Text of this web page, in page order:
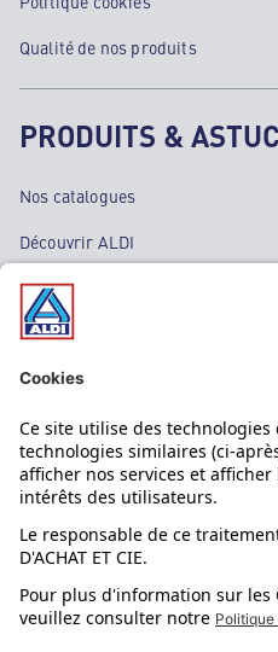
Qualité de nos produits
PRODUITS &
Nos catalogues
Découvrir ALDI
Nos bons plans
Nos rayons
Nos marques
Nos astuces
Évènements
L'application mobile